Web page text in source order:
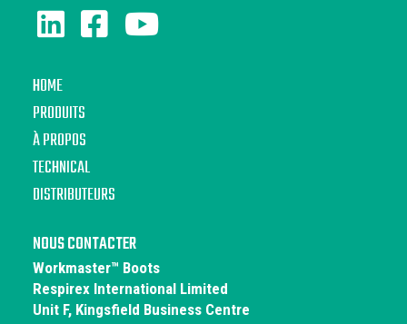
HOME
PRODUITS
À PROPOS
TECHNICAL
DISTRIBUTEURS
NOUS CONTACTER
Workmaster™ Boots
Respirex International Limited
Unit F, Kingsfield Business Centre